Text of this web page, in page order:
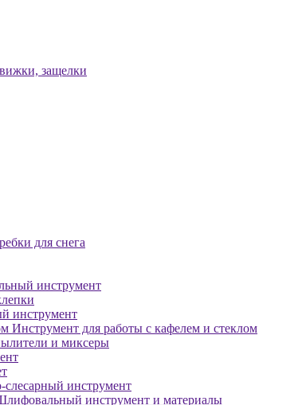
защелки
для снега
инструмент
инструмент
Инструмент для работы с кафелем и стеклом
и миксеры
слесарный инструмент
инструмент и материалы